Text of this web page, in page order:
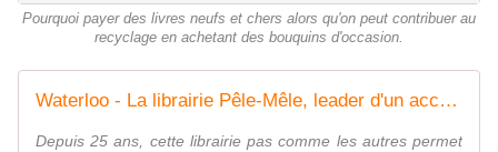
Pourquoi payer des livres neufs et chers alors qu'on peut contribuer au
recyclage en achetant des bouquins d'occasion.
Waterloo - La librairie Pêle-Mêle, leader d'un accès au divertissement pour tous
Depuis 25 ans, cette librairie pas comme les autres permet